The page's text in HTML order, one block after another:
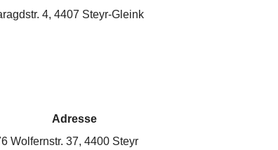
4, 4407 Steyr-Gleink
Adresse
Wolfernstr. 37, 4400 Steyr